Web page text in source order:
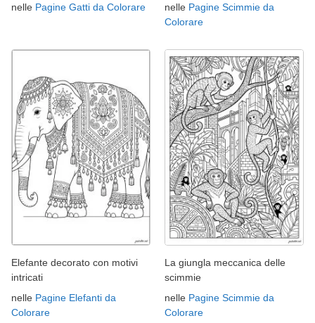
nelle Pagine Gatti da Colorare
nelle Pagine Scimmie da
Colorare
Elefante decorato con motivi
intricati
nelle Pagine Elefanti da
Colorare
La giungla meccanica delle
scimmie
nelle Pagine Scimmie da
Colorare